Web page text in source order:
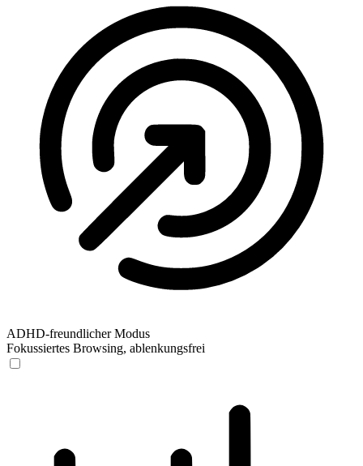
ADHD-freundlicher Modus
Fokussiertes Browsing, ablenkungsfrei